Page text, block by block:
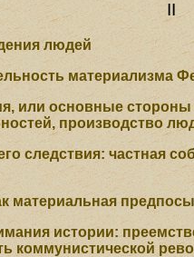
II
людей
материализма
или основные
производство
следствия: частная
материальная
истории:
коммунистической